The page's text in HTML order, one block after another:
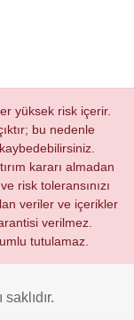
yüksek risk içerir.
bu nedenle
kaybedebilirsiniz.
kararı almadan
risk toleransınızı
veriler ve içerikler
verilmez.
tutulamaz.